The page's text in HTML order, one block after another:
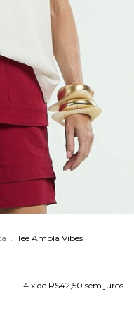
. Tee Ampla Vibes
4 x de R$42,50 sem juros